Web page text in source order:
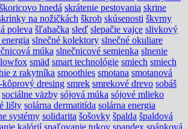
škoricovo hnedá skrátenie pestovania skrine
na nožičkách škrob skúsenosti škvrny
poleva šľahačka sleď slepačie vajce slivkový
slnečné kolektory slnečné okuliare
múka slnečnicové semienka slnenie
smäd smart technológie smiech smiech
z rakytníka smoothies smotana smotanová
kôprový dresing smrek smrekové drevo sobáš
sociálne väzby sójová múka sójové mlieko
lišty solárna dermatitída solárna energia
systémy solidarita šošovky špalda špaldová